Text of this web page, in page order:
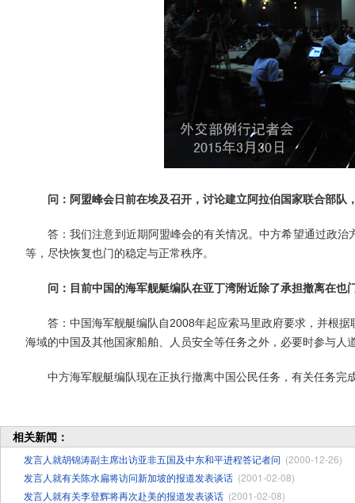
问： 阿盟峰会日前在埃及召开，讨论建立阿拉伯国家联合部队
答：我们注意到近期阿盟峰会的有关情况。中方希望通过政治
等，尽快恢复也门的稳定与正常秩序。
问：目前中国的海军舰艇编队在亚丁湾附近除了承担撤离在也
答：中国海军舰艇编队自2008年起应索马里政府要求，并根据
海域的中国及其他国家船舶、人员安全等任务之外，必要时参与人
中方海军舰艇编队现在正执行撤离中国公民任务，有关任务完
相关新闻：
发言人就胡锦涛副主席出访亚非五国及中东和平进程答记者问 (2000-12-26)
发言人就有关陈水扁将访问新加坡的报道发表谈话 (2001-02-08)
发言人就有关李登辉将再次赴美的报道发表谈话 (2001-02-08)